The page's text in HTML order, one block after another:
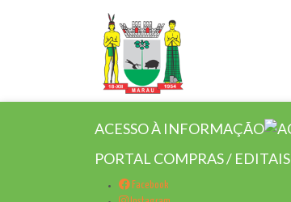
ACESSO À INFORMAÇÃO
PORTAL COMPRAS / EDITAIS
Facebook